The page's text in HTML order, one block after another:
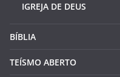
IGREJA DE DEUS
BÍBLIA
TEÍSMO ABERTO